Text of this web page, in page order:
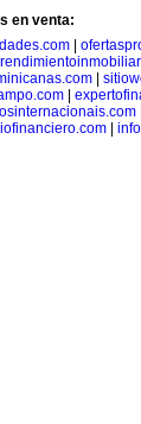
en venta:
|
|